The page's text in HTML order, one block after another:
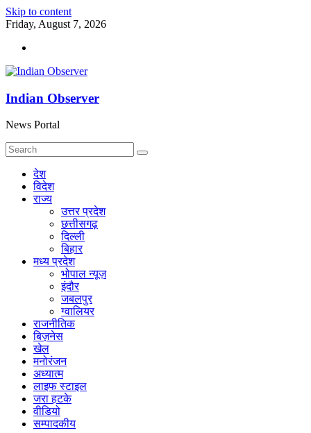
Skip to content
Friday, August 7, 2026
Indian Observer
News Portal
देश
विदेश
राज्य
उत्तर प्रदेश
छत्तीसगढ़
दिल्ली
बिहार
मध्य प्रदेश
भोपाल न्यूज़
इंदौर
जबलपुर
ग्वालियर
राजनीतिक
बिज़नेस
खेल
मनोरंजन
अध्यात्म
लाइफ स्टाइल
जरा हटके
वीडियो
सम्पादकीय